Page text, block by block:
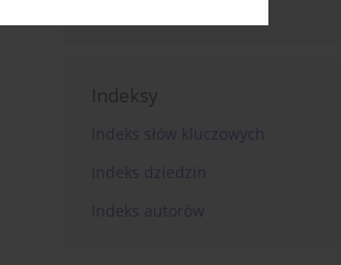
Indeksy
Indeks słów kluczowych
Indeks dziedzin
Indeks autorów